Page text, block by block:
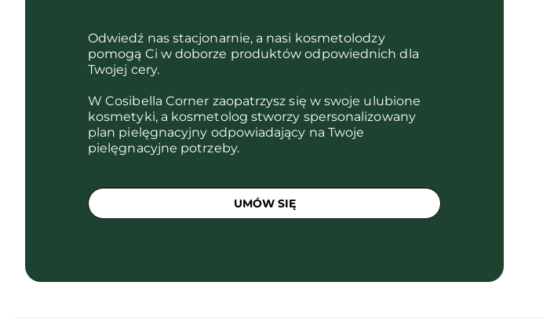
Odwiedź nas stacjonarnie, a nasi kosmetolodzy
pomogą Ci w doborze produktów odpowiednich dla
Twojej cery.
W Cosibella Corner zaopatrzysz się w swoje ulubione
kosmetyki, a kosmetolog stworzy spersonalizowany
plan pielęgnacyjny odpowiadający na Twoje
pielęgnacyjne potrzeby.
UMÓW SIĘ